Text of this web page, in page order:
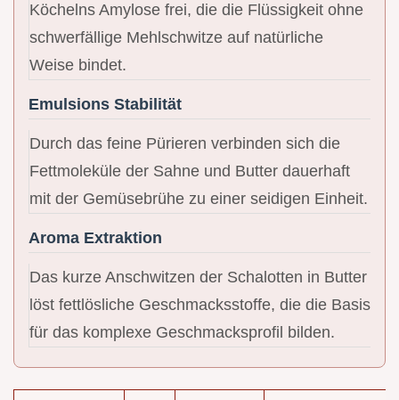
Köchelns Amylose frei, die die Flüssigkeit ohne
schwerfällige Mehlschwitze auf natürliche
Weise bindet.
Emulsions Stabilität
Durch das feine Pürieren verbinden sich die
Fettmoleküle der Sahne und Butter dauerhaft
mit der Gemüsebrühe zu einer seidigen Einheit.
Aroma Extraktion
Das kurze Anschwitzen der Schalotten in Butter
löst fettlösliche Geschmacksstoffe, die die Basis
für das komplexe Geschmacksprofil bilden.